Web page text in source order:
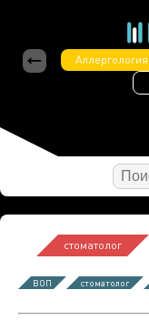
Аллергология
стоматолог
ВОП стоматолог